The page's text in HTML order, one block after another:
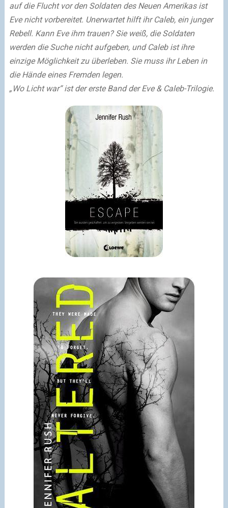
auf die Flucht vor den Soldaten des Neuen Amerikas ist
Eve nicht vorbereitet. Unerwartet hilft ihr Caleb, ein junger
Rebell. Kann Eve ihm trauen? Sie weiß, die Soldaten
werden die Suche nicht aufgeben, und Caleb ist ihre
einzige Möglichkeit zu überleben. Sie muss ihr Leben in
die Hände eines Fremden legen.
„Wo Licht war“ ist der erste Band der Eve & Caleb-Trilogie.